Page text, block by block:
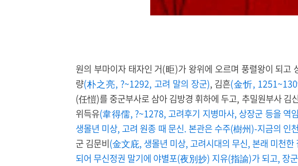
원의 부마이자 태자인 거(昛)가 왕위에 오르며 풍렬왕이 되고
량(朴之亮, ?~1292, 고려 말의 장군), 김흔(金忻,
(任愷)를 중군부사로 삼아 김방경 휘하에 두고, 추밀원부사 김신
위득유(韋得儒, ?~1278, 고려후기 지병마사, 상장군 등을 역
생몰년 미상, 고려 원종 때 문신. 본관은 수주(樹州)-지금의 인
군 김문비(金文庇, 생몰년 미상, 고려시대의 무신, 본래 미천
되어 무신정권 말기에 야별포(夜別抄) 지유(指諭)가 되고, 장